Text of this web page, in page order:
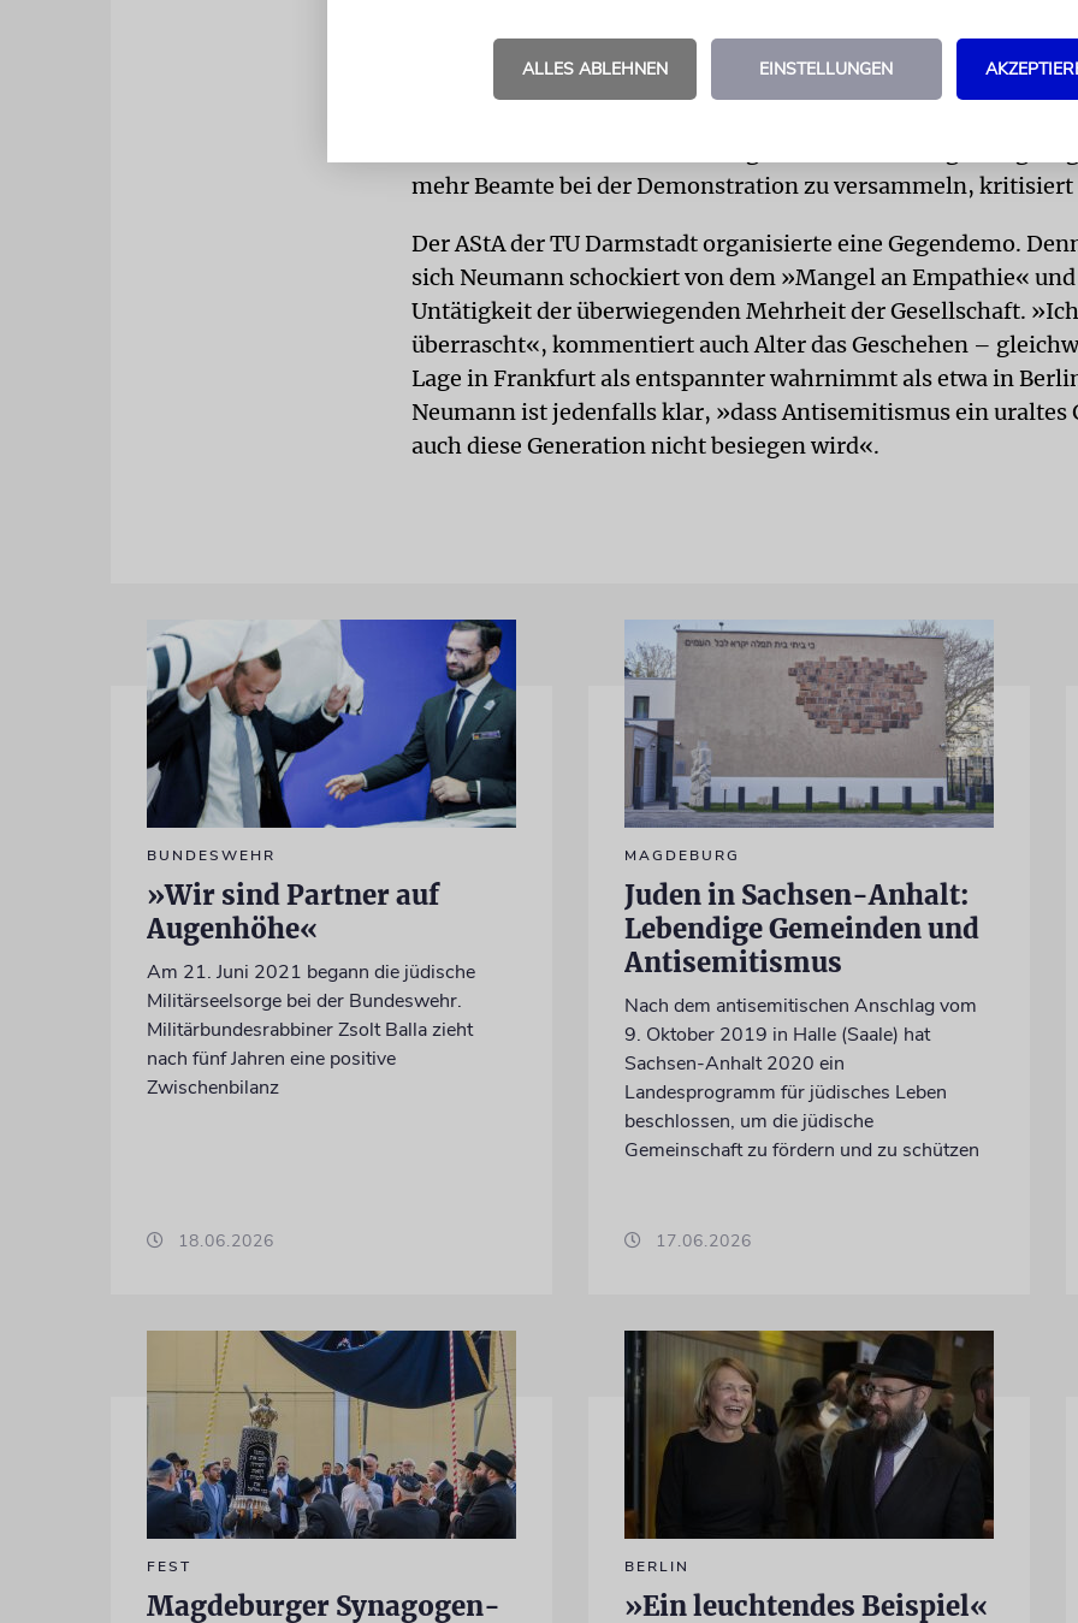
den Organisatoren bewusst auf einen Freitagabend gelegt
mehr Beamte bei der Demonstration zu versammeln, kritisiert
Der AStA der TU Darmstadt organisierte eine Gegendemo.
sich Neumann schockiert von dem »Mangel an Empathie«
Untätigkeit der überwiegenden Mehrheit der Gesellschaft.
überrascht«, kommentiert auch Alter das Geschehen –
Lage in Frankfurt als entspannter wahrnimmt als etwa in
Neumann ist jedenfalls klar, »dass Antisemitismus ein uraltes
auch diese Generation nicht besiegen wird«.
BUNDESWEHR
»Wir sind Partner auf
Augenhöhe«
Am 21. Juni 2021 begann die jüdische
Militärseelsorge bei der Bundeswehr.
Militärbundesrabbiner Zsolt Balla zieht
nach fünf Jahren eine positive
Zwischenbilanz
18.06.2026
MAGDEBURG
Juden in Sachsen-Anhalt:
Lebendige Gemeinden und
Antisemitismus
Nach dem antisemitischen Anschlag vom
9. Oktober 2019 in Halle (Saale) hat
Sachsen-Anhalt 2020 ein
Landesprogramm für jüdisches Leben
beschlossen, um die jüdische
Gemeinschaft zu fördern und zu schützen
17.06.2026
FEST
Magdeburger Synagogen-
BERLIN
»Ein leuchtendes Beispiel«
ALLES ABLEHNEN EINSTELLUNGEN